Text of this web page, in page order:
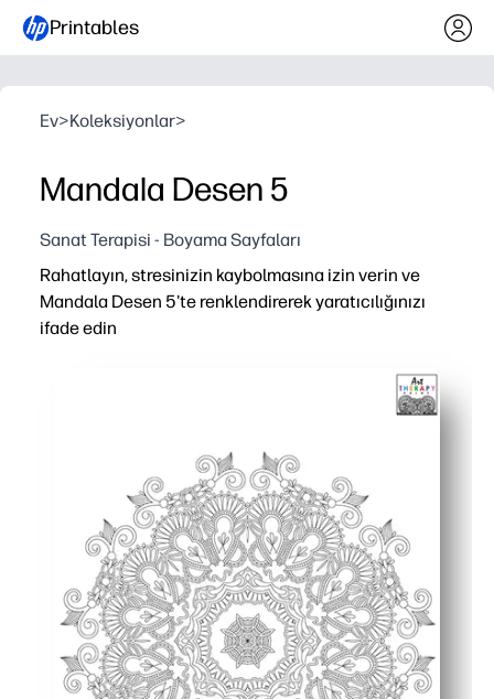
Printables
Ev>Koleksiyonlar>
Mandala Desen 5
Sanat Terapisi - Boyama Sayfaları
Rahatlayın, stresinizin kaybolmasına izin verin ve
Mandala Desen 5'te renklendirerek yaratıcılığınızı
ifade edin
Saniyeler içinde yazdırabilirsiniz - hazırlık
Karmaşık çizgiler, ince motor kontrolü oluştururken
Kalemler, işaretleyiciler veya jel kalemlerle çalışır -